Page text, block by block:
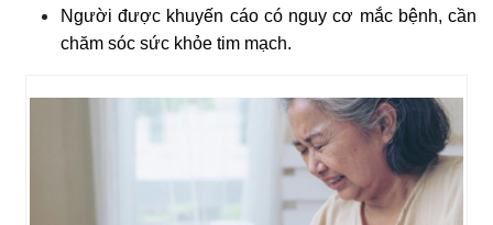
Người được khuyến cáo có nguy cơ mắc bệnh, cần
chăm sóc sức khỏe tim mạch.